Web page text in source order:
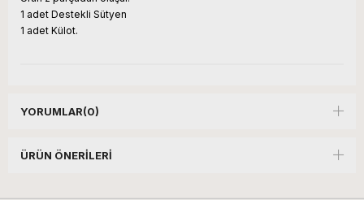
1 adet Destekli Sütyen
1 adet Külot.
YORUMLAR(0)
ÜRÜN ÖNERILERI